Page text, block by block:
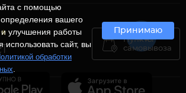
Пункты
самовывоза
с помощью
вашего
улучшения работы
сайт, вы
обработки
Принимаю